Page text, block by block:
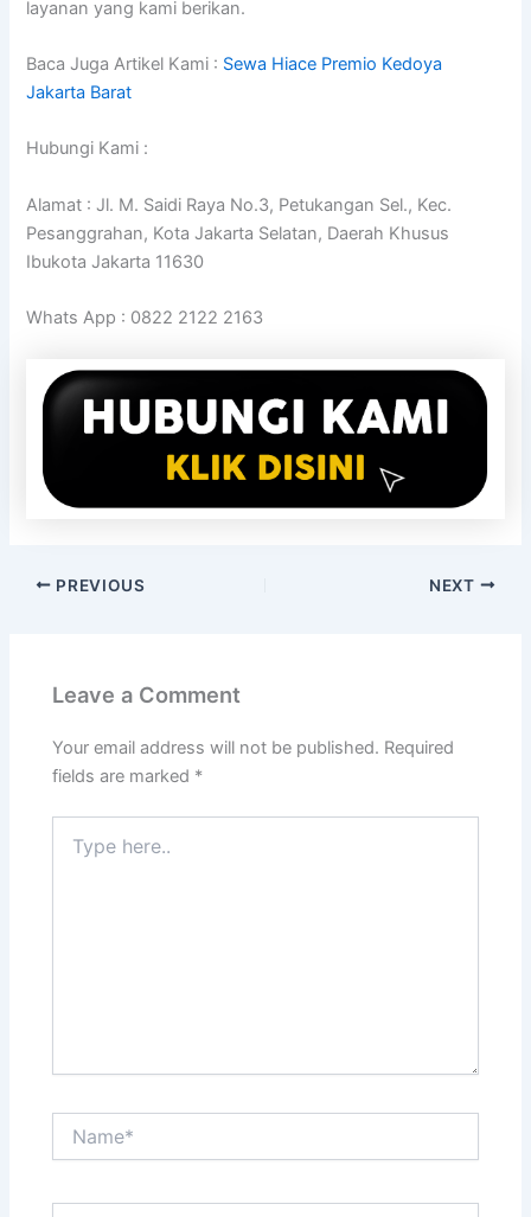
layanan yang kami berikan.
Baca Juga Artikel Kami : Sewa Hiace Premio Kedoya
Jakarta Barat
Hubungi Kami :
Alamat : Jl. M. Saidi Raya No.3, Petukangan Sel., Kec.
Pesanggrahan, Kota Jakarta Selatan, Daerah Khusus
Ibukota Jakarta 11630
Whats App : 0822 2122 2163
PREVIOUS NEXT
Leave a Comment
Your email address will not be published. Required
fields are marked *
here..